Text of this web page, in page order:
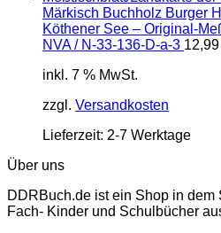
Märkisch Buchholz Burger
Köthener See – Original-
NVA / N-33-136-D-a-3 12,99
inkl. 7 % MwSt.
zzgl. Versandkosten
Lieferzeit: 2-7 Werktage
Über uns
DDRBuch.de ist ein Shop in
Fach- Kinder und Schulbücher